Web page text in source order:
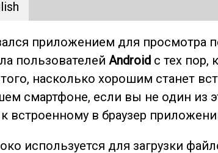
приложением для просмотра
пользователей Androidс тех пор,
насколько хорошим станет
смартфоне, если вы не один из
встроенному в браузер
используется для загрузки